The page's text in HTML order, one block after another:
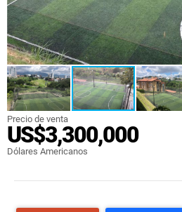
Precio de venta
US$3,300,000
Dólares Americanos